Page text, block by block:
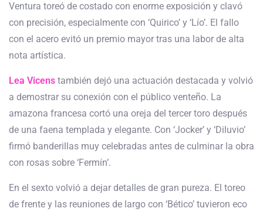
Ventura toreó de costado con enorme exposición y clavó
con precisión, especialmente con ‘Quirico’ y ‘Lío’. El fallo
con el acero evitó un premio mayor tras una labor de alta
nota artística.
Lea Vicens también dejó una actuación destacada y volvió
a demostrar su conexión con el público venteño. La
amazona francesa cortó una oreja del tercer toro después
de una faena templada y elegante. Con ‘Jocker’ y ‘Diluvio’
firmó banderillas muy celebradas antes de culminar la obra
con rosas sobre ‘Fermín’.
En el sexto volvió a dejar detalles de gran pureza. El toreo
de frente y las reuniones de largo con ‘Bético’ tuvieron eco